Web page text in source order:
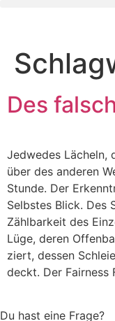
Des
Jedwedes Lächeln,
über des anderen
Stunde. Der
Selbstes Blick. Des
Zählbarkeit des
Lüge, deren
ziert, dessen
deckt. Der Fairness
Du hast eine Frage?